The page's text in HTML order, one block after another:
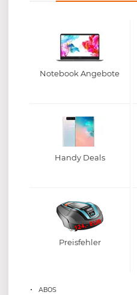
Notebook Angebote
Handy Deals
Preisfehler
ABOS